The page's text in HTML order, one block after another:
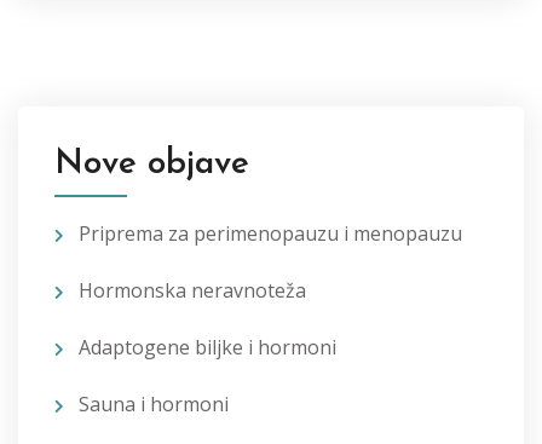
Nove objave
Priprema za perimenopauzu i menopauzu
Hormonska neravnoteža
Adaptogene biljke i hormoni
Sauna i hormoni